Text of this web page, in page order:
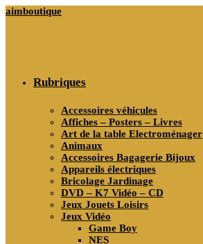
Skip
aimboutique
Rubriques
Accessoires véhicules
Affiches – Posters – Livres
Art de la table Electroménager
Animaux
Accessoires Bagagerie Bijoux
Appareils électriques
Bricolage Jardinage
DVD – K7 Vidéo – CD
Jeux Jouets Loisirs
Jeux Vidéo
Game Boy
NES